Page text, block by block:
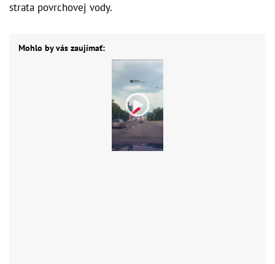
strata povrchovej vody.
Mohlo by vás zaujímať: